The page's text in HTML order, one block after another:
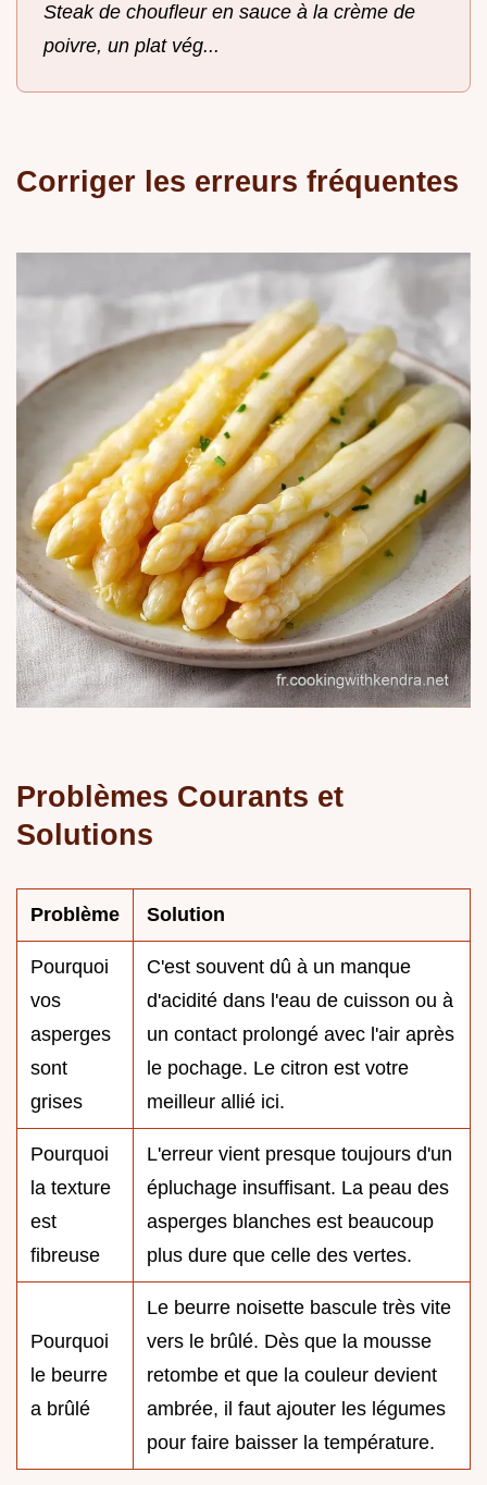
Steak de choufleur en sauce à la crème de
poivre, un plat vég...
Corriger les erreurs fréquentes
Problèmes Courants et
Solutions
Problème Solution
Pourquoi
vos
asperges
sont
grises
C'est souvent dû à un manque
d'acidité dans l'eau de cuisson ou à
un contact prolongé avec l'air après
le pochage. Le citron est votre
meilleur allié ici.
Pourquoi
la texture
est
fibreuse
L'erreur vient presque toujours d'un
épluchage insuffisant. La peau des
asperges blanches est beaucoup
plus dure que celle des vertes.
Pourquoi
le beurre
a brûlé
Le beurre noisette bascule très vite
vers le brûlé. Dès que la mousse
retombe et que la couleur devient
ambrée, il faut ajouter les légumes
pour faire baisser la température.